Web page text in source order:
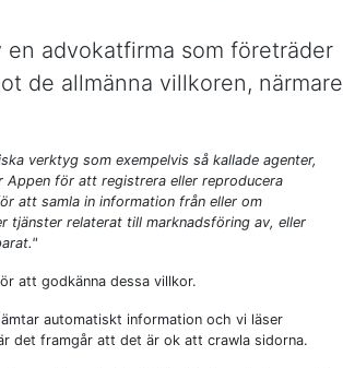
advokatfirma som företräder
de allmänna villkoren, närmare
verktyg som exempelvis så kallade agenter,
Appen för att registrera eller reproducera
att samla in information från eller om
tjänster relaterat till marknadsföring av, eller
att godkänna dessa villkor.
automatiskt information och vi läser
det framgår att det är ok att crawla sidorna.